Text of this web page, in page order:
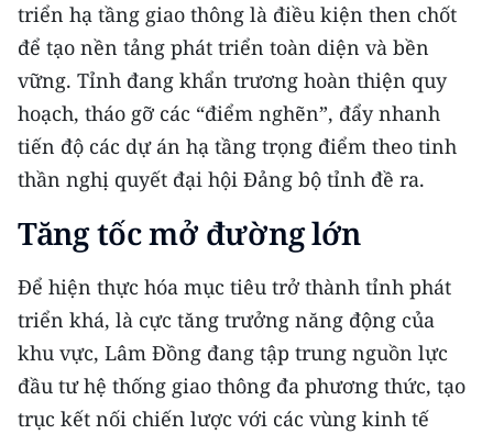
triển hạ tầng giao thông là điều kiện then chốt
để tạo nền tảng phát triển toàn diện và bền
vững. Tỉnh đang khẩn trương hoàn thiện quy
hoạch, tháo gỡ các “điểm nghẽn”, đẩy nhanh
tiến độ các dự án hạ tầng trọng điểm theo tinh
thần nghị quyết đại hội Đảng bộ tỉnh đề ra.
Tăng tốc mở đường lớn
Để hiện thực hóa mục tiêu trở thành tỉnh phát
triển khá, là cực tăng trưởng năng động của
khu vực, Lâm Đồng đang tập trung nguồn lực
đầu tư hệ thống giao thông đa phương thức, tạo
trục kết nối chiến lược với các vùng kinh tế